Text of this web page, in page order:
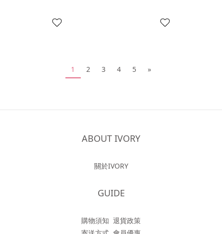
1 2 3 4 5 »
ABOUT IVORY
關於IVORY
GUIDE
購物須知 退貨政策